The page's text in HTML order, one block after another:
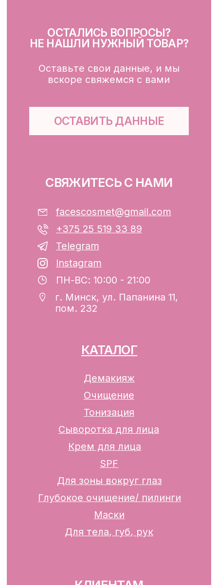
Для зоны вокруг глаз
Глубокое очищение/ пилинги
Для тела, губ, рук
Каталог
ООО «ФЭЙСИС» УНП: 193782283
Юридический адрес: Республика
Беларусь, г. Минск, ул. Папанина 11,
пом. 232.
Свидетельство о государственной
регистрации №193782283, выдано
Минским горисполкомом 12.08.2024 г.
Интернет-магазин включен в Торговый
13.01.2025 за №739352
р/с BY74ALFA30122F42070010270000
в ЗАО «АЛЬФА-БАНК»
Доставка и оплата
КЛИЕНТАМ
Разработка сайта